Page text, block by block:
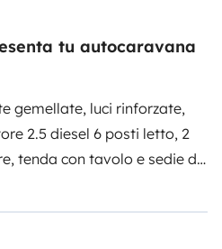
tu autocaravana
gemellate, luci rinforzate,
2.5 diesel 6 posti letto, 2
tenda con tavolo e sedie da
retro camera, aria